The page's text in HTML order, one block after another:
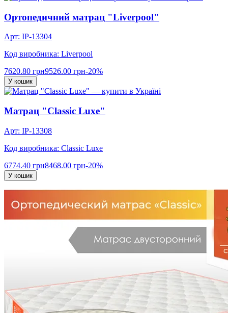
Ортопедичний матрац "Liverpool"
Арт: IP-13304
Код виробника: Liverpool
7620.80 грн9526.00 грн-20%
У кошик
Матрац "Classic Luxe"
Арт: IP-13308
Код виробника: Classic Luxe
6774.40 грн8468.00 грн-20%
У кошик